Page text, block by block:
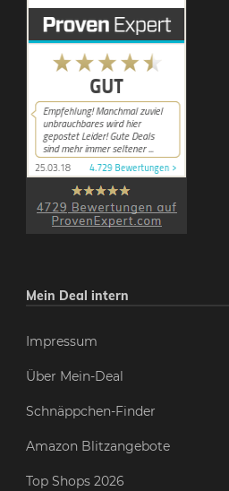
Mein Deal intern
Impressum
Über Mein-Deal
Schnäppchen-Finder
Amazon Blitzangebote
Top Shops 2026